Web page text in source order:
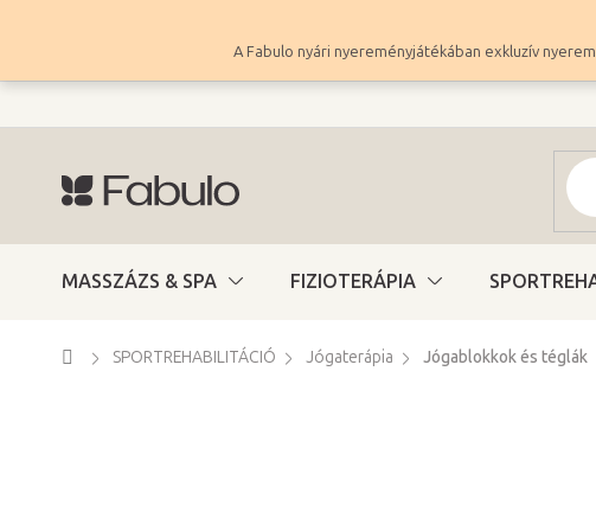
tartalomhoz
A Fabulo nyári nyereményjátékában exkluzív
MASSZÁZS & SPA FIZIOTERÁPIA
Kezdőlap
SPORTREHABILITÁCIÓ Jógaterápia Jógablokkok és téglák